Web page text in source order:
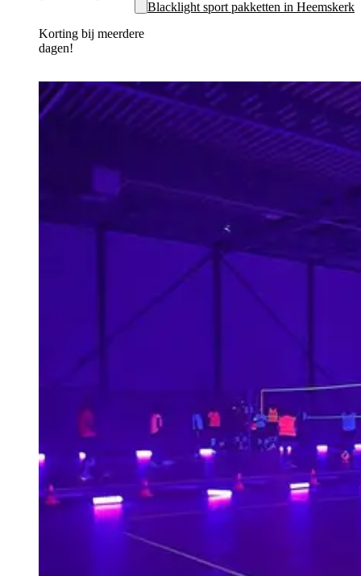
Korting bij meerdere
dagen!
Blacklight sport pakketten in Heemskerk